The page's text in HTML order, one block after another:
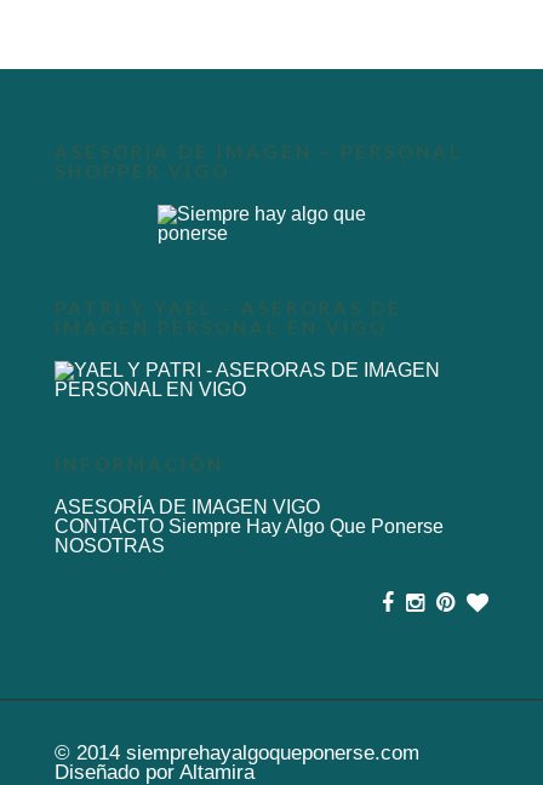
ASESORÍA DE IMAGEN – PERSONAL
SHOPPER VIGO
PATRI Y YAEL – ASERORAS DE
IMAGEN PERSONAL EN VIGO
INFORMACIÓN
ASESORÍA DE IMAGEN VIGO
CONTACTO Siempre Hay Algo Que Ponerse
NOSOTRAS
© 2014 siemprehayalgoqueponerse.com
Diseñado por Altamira